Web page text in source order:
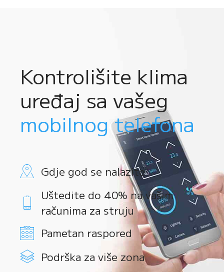
Kontrolišite klima
uređaj sa vašeg
mobilnog telefona
Gdje god se nalazite
Uštedite do 40% na vašim
računima za struju
Pametan raspored
Podrška za više zona